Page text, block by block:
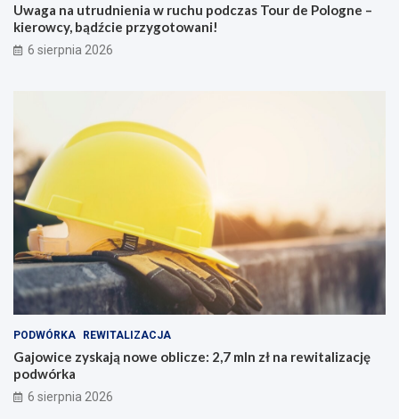
Uwaga na utrudnienia w ruchu podczas Tour de Pologne –
kierowcy, bądźcie przygotowani!
6 sierpnia 2026
PODWÓRKA REWITALIZACJA
Gajowice zyskają nowe oblicze: 2,7 mln zł na rewitalizację
podwórka
6 sierpnia 2026